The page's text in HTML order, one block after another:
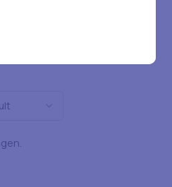
able to add photos to your